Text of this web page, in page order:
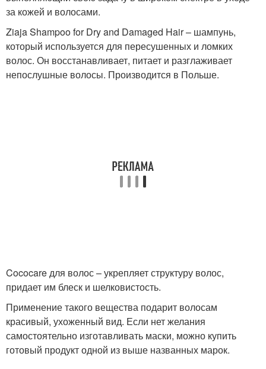
за кожей и волосами.
Ziaja Shampoo for Dry and Damaged Hair – шампунь,
который используется для пересушенных и ломких
волос. Он восстанавливает, питает и разглаживает
непослушные волосы. Производится в Польше.
Cococare для волос – укрепляет структуру волос,
придает им блеск и шелковистость.
Применение такого вещества подарит волосам
красивый, ухоженный вид. Если нет желания
самостоятельно изготавливать маски, можно купить
готовый продукт одной из выше названных марок.